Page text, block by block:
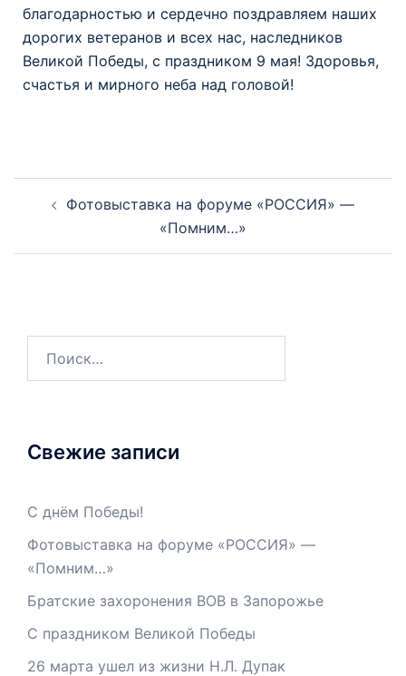
благодарностью и сердечно поздравляем наших
дорогих ветеранов и всех нас, наследников
Великой Победы, с праздником 9 мая! Здоровья,
счастья и мирного неба над головой!
Фотовыставка на форуме «РОССИЯ» —
«Помним…»
Свежие записи
С днём Победы!
Фотовыставка на форуме «РОССИЯ» —
«Помним…»
Братские захоронения ВОВ в Запорожье
С праздником Великой Победы
26 марта ушел из жизни Н.Л. Дупак